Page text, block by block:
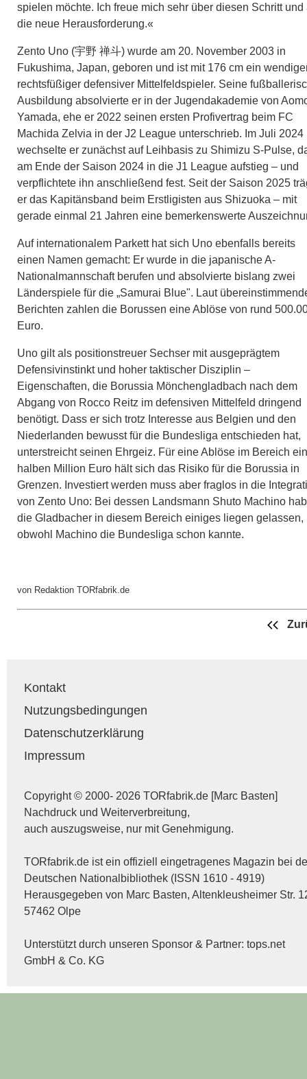
spielen möchte. Ich freue mich sehr über diesen Schritt und
die neue Herausforderung.«
Zento Uno (宇野 禅斗) wurde am 20. November 2003 in
Fukushima, Japan, geboren und ist mit 176 cm ein
rechtsfüßiger defensiver Mittelfeldspieler. Seine
Ausbildung absolvierte er in der Jugendakademie von
Yamada, ehe er 2022 seinen ersten Profivertrag beim FC
Machida Zelvia in der J2 League unterschrieb. Im Juli 2024
wechselte er zunächst auf Leihbasis zu Shimizu S-Pulse,
am Ende der Saison 2024 in die J1 League aufstieg – und
verpflichtete ihn anschließend fest. Seit der Saison 2025
er das Kapitänsband beim Erstligisten aus Shizuoka – mit
gerade einmal 21 Jahren eine bemerkenswerte
Auf internationalem Parkett hat sich Uno ebenfalls bereits
einen Namen gemacht: Er wurde in die japanische A-
Nationalmannschaft berufen und absolvierte bislang zwei
Länderspiele für die „Samurai Blue". Laut
Berichten zahlen die Borussen eine Ablöse von rund
Euro.
Uno gilt als positionstreuer Sechser mit ausgeprägtem
Defensivinstinkt und hoher taktischer Disziplin –
Eigenschaften, die Borussia Mönchengladbach nach dem
Abgang von Rocco Reitz im defensiven Mittelfeld dringend
benötigt. Dass er sich trotz Interesse aus Belgien und den
Niederlanden bewusst für die Bundesliga entschieden hat,
unterstreicht seinen Ehrgeiz. Für eine Ablöse im Bereich
halben Million Euro hält sich das Risiko für die Borussia in
Grenzen. Investiert werden muss aber fraglos in die
von Zento Uno: Bei dessen Landsmann Shuto Machino
die Gladbacher in diesem Bereich einiges liegen gelassen,
obwohl Machino die Bundesliga schon kannte.
von Redaktion TORfabrik.de
Kontakt
Nutzungsbedingungen
Datenschutzerklärung
Impressum
Copyright © 2000- 2026 TORfabrik.de [Marc Basten]
Nachdruck und Weiterverbreitung,
auch auszugsweise, nur mit Genehmigung.
TORfabrik.de ist ein offiziell eingetragenes Magazin bei
Deutschen Nationalbibliothek (ISSN 1610 - 4919)
Herausgegeben von Marc Basten, Altenkleusheimer Str.
57462 Olpe
Unterstützt durch unseren Sponsor & Partner: tops.net
GmbH & Co. KG